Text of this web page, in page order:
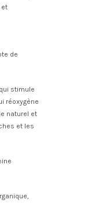
et
de
stimule
réoxygène
naturel et
et les